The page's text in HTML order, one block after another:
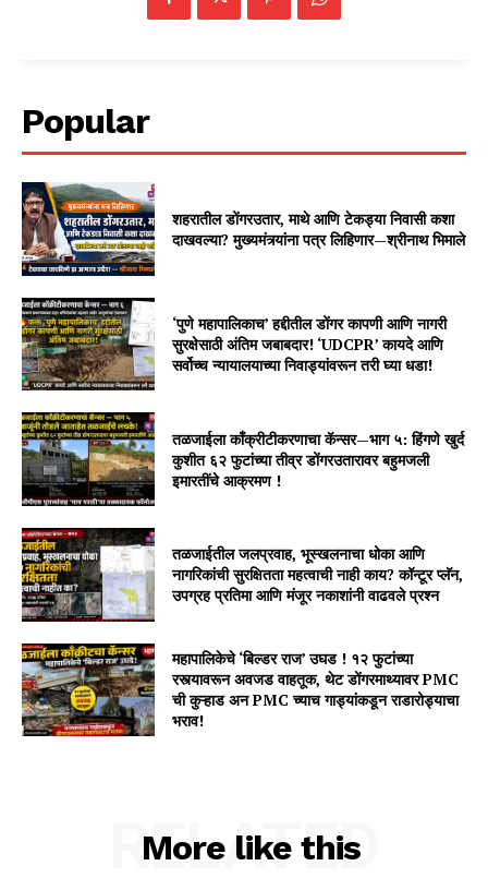
Popular
शहरातील डोंगरउतार, माथे आणि टेकड्या निवासी कशा
दाखवल्या? मुख्यमंत्र्यांना पत्र लिहिणार—श्रीनाथ भिमाले
‘पुणे महापालिकाच’ हद्दीतील डोंगर कापणी आणि नागरी
सुरक्षेसाठी अंतिम जबाबदार! ‘UDCPR’ कायदे आणि
सर्वोच्च न्यायालयाच्या निवाड्यांवरून तरी घ्या धडा!
तळजाईला काँक्रीटीकरणाचा कॅन्सर—भाग ५: हिंगणे खुर्द
कुशीत ६२ फुटांच्या तीव्र डोंगरउतारावर बहुमजली
इमारतींचे आक्रमण !
तळजाईतील जलप्रवाह, भूस्खलनाचा धोका आणि
नागरिकांची सुरक्षितता महत्वाची नाही काय? कॉन्टूर प्लॅन,
उपग्रह प्रतिमा आणि मंजूर नकाशांनी वाढवले प्रश्न
महापालिकेचे ‘बिल्डर राज’ उघड ! १२ फुटांच्या
रस्त्यावरून अवजड वाहतूक, थेट डोंगरमाथ्यावर PMC
ची कुऱ्हाड अन PMC च्याच गाड्यांकडून राडारोड्याचा
भराव!
More like this
RELATED